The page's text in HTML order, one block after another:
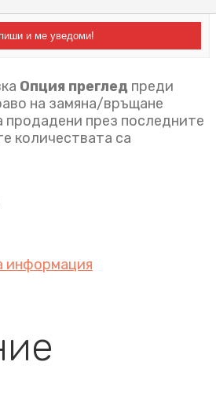
и ме уведоми!
Опция преглед преди
на замяна/връщане
продадени през последните
количествата са
информация